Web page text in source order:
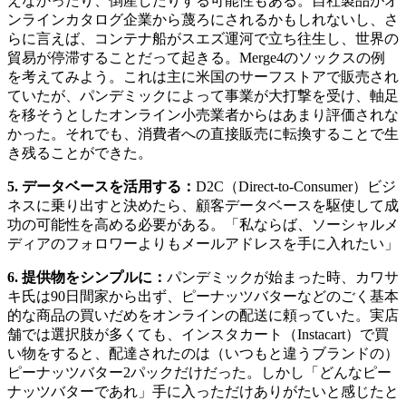
ンラインカタログ企業から蔑ろにされるかもしれないし、さ
らに言えば、コンテナ船がスエズ運河で立ち往生し、世界の
貿易が停滞することだって起きる。Merge4のソックスの例
を考えてみよう。これは主に米国のサーフストアで販売され
ていたが、パンデミックによって事業が大打撃を受け、軸足
を移そうとしたオンライン小売業者からはあまり評価されな
かった。それでも、消費者への直接販売に転換することで生
き残ることができた。
5. データベースを活用する： D2C（Direct-to-Consumer）ビジ
ネスに乗り出すと決めたら、顧客データベースを駆使して成
功の可能性を高める必要がある。「私ならば、ソーシャルメ
ディアのフォロワーよりもメールアドレスを手に入れたい」
6. 提供物をシンプルに： パンデミックが始まった時、カワサ
キ氏は90日間家から出ず、ピーナッツバターなどのごく基本
的な商品の買いだめをオンラインの配送に頼っていた。実店
舗では選択肢が多くても、インスタカート（Instacart）で買
い物をすると、配達されたのは（いつもと違うブランドの）
ピーナッツバター2パックだけだった。しかし「どんなピー
ナッツバターであれ」手に入っただけありがたいと感じたと